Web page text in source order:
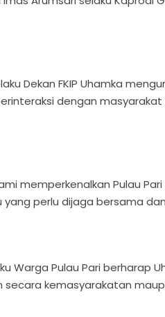
Dekan FKIP Uhamka
dengan
memperkenalkan Pulau
perlu dijaga bersama
Warga Pulau Pari berharap
kemasyarakatan